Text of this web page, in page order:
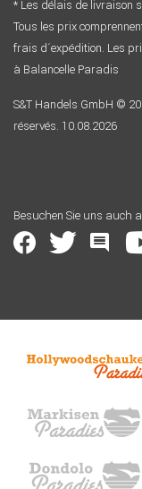
* Les délais de livraison
Tous les prix
frais d´expédition. Les
à Balancelle Paradis
S&T Handels GmbH ©
réservés. 10.08.2026
Besuchen Sie uns auch